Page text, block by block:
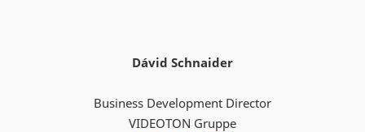
Dávid Schnaider
Business Development Director
VIDEOTON Gruppe